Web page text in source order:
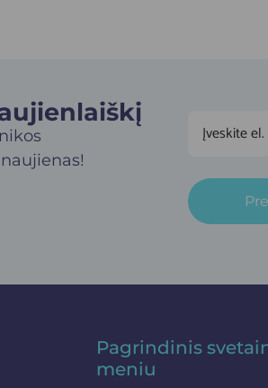
Pagrindinis
meniu